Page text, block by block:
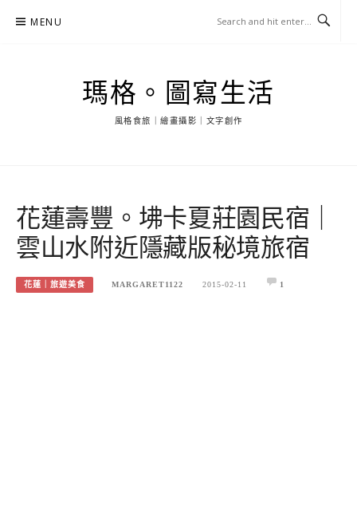
MENU
瑪格。圖寫生活
風格食旅｜繪畫攝影｜文字創作
花蓮壽豐。坲卡夏莊園民宿｜
雲山水附近隱藏版秘境旅宿
花蓮｜旅遊美食 MARGARET1122 2015-02-11 1